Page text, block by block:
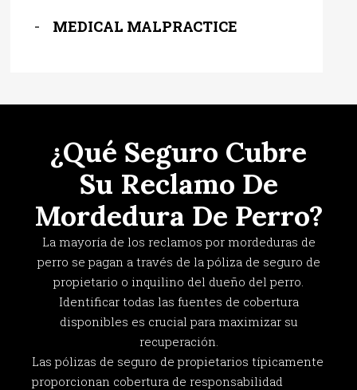
MEDICAL MALPRACTICE
¿Qué Seguro Cubre
Su Reclamo De
Mordedura De Perro?
La mayoría de los reclamos por mordeduras de
perro se pagan a través de la póliza de seguro de
propietario o inquilino del dueño del perro.
Identificar todas las fuentes de cobertura
disponibles es crucial para maximizar su
recuperación.
Las pólizas de seguro de propietarios típicamente
proporcionan cobertura de responsabilidad